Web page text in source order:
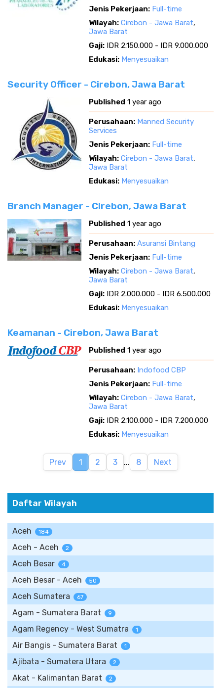
Jenis Pekerjaan: Full-time
Wilayah: Cirebon - Jawa Barat,
Jawa Barat
Gaji: IDR 2.150.000 - IDR 9.000.000
Edukasi: Menyesuaikan
Security Officer - Cirebon, Jawa Barat
Published 1 year ago
Perusahaan: Manned Security
Services
Jenis Pekerjaan: Full-time
Wilayah: Cirebon - Jawa Barat,
Jawa Barat
Edukasi: Menyesuaikan
Branch Manager - Cirebon, Jawa Barat
Published 1 year ago
Perusahaan: Asuransi Bintang
Jenis Pekerjaan: Full-time
Wilayah: Cirebon - Jawa Barat,
Jawa Barat
Gaji: IDR 2.000.000 - IDR 6.500.000
Edukasi: Menyesuaikan
Keamanan - Cirebon, Jawa Barat
Published 1 year ago
Perusahaan: Indofood CBP
Jenis Pekerjaan: Full-time
Wilayah: Cirebon - Jawa Barat,
Jawa Barat
Gaji: IDR 2.100.000 - IDR 7.200.000
Edukasi: Menyesuaikan
Prev 1 2 3 ... 8 Next
Daftar Wilayah
Aceh 184
Aceh - Aceh 2
Aceh Besar 4
Aceh Besar - Aceh 50
Aceh Sumatera 67
Agam - Sumatera Barat 9
Agam Regency - West Sumatra 1
Air Bangis - Sumatera Barat 1
Ajibata - Sumatera Utara 2
Akat - Kalimantan Barat 2